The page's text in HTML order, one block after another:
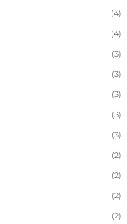
(4)
(4)
(3)
(3)
(3)
(3)
(3)
(2)
(2)
(2)
(2)